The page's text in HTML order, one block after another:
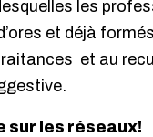
les
et déjà
et au
sur les réseaux!